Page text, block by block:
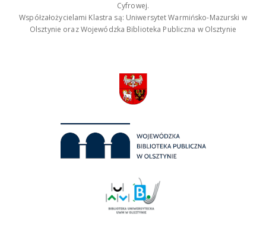
Cyfrowej.
Współzałożycielami Klastra są: Uniwersytet Warmińsko-Mazurski w
Olsztynie oraz Wojewódzka Biblioteka Publiczna w Olsztynie